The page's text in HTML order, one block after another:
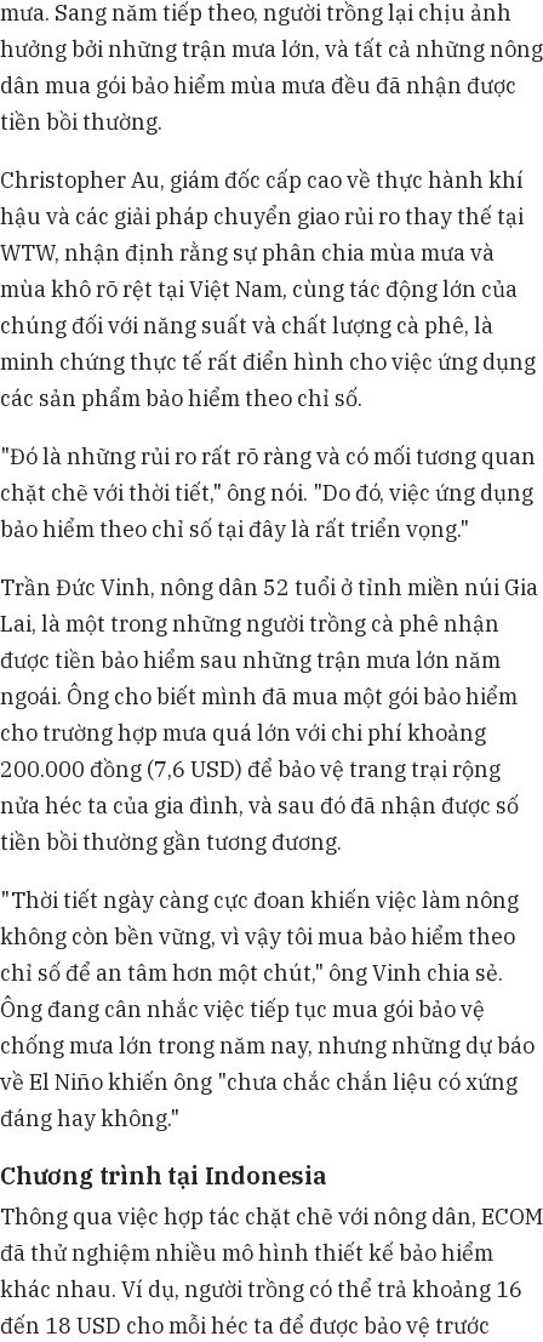
mưa. Sang năm tiếp theo, người trồng lại chịu ảnh
hưởng bởi những trận mưa lớn, và tất cả những nông
dân mua gói bảo hiểm mùa mưa đều đã nhận được
tiền bồi thường.
Christopher Au, giám đốc cấp cao về thực hành khí
hậu và các giải pháp chuyển giao rủi ro thay thế tại
WTW, nhận định rằng sự phân chia mùa mưa và
mùa khô rõ rệt tại Việt Nam, cùng tác động lớn của
chúng đối với năng suất và chất lượng cà phê, là
minh chứng thực tế rất điển hình cho việc ứng dụng
các sản phẩm bảo hiểm theo chỉ số.
"Đó là những rủi ro rất rõ ràng và có mối tương quan
chặt chẽ với thời tiết," ông nói. "Do đó, việc ứng dụng
bảo hiểm theo chỉ số tại đây là rất triển vọng."
Trần Đức Vinh, nông dân 52 tuổi ở tỉnh miền núi Gia
Lai, là một trong những người trồng cà phê nhận
được tiền bảo hiểm sau những trận mưa lớn năm
ngoái. Ông cho biết mình đã mua một gói bảo hiểm
cho trường hợp mưa quá lớn với chi phí khoảng
200.000 đồng (7,6 USD) để bảo vệ trang trại rộng
nửa héc ta của gia đình, và sau đó đã nhận được số
tiền bồi thường gần tương đương.
"Thời tiết ngày càng cực đoan khiến việc làm nông
không còn bền vững, vì vậy tôi mua bảo hiểm theo
chỉ số để an tâm hơn một chút," ông Vinh chia sẻ.
Ông đang cân nhắc việc tiếp tục mua gói bảo vệ
chống mưa lớn trong năm nay, nhưng những dự báo
về El Niño khiến ông "chưa chắc chắn liệu có xứng
đáng hay không."
Chương trình tại Indonesia
Thông qua việc hợp tác chặt chẽ với nông dân, ECOM
đã thử nghiệm nhiều mô hình thiết kế bảo hiểm
khác nhau. Ví dụ, người trồng có thể trả khoảng 16
đến 18 USD cho mỗi héc ta để được bảo vệ trước